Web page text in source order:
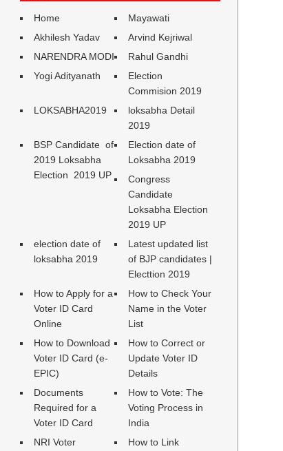
Home
Mayawati
Akhilesh Yadav
Arvind Kejriwal
NARENDRA MODI
Rahul Gandhi
Yogi Adityanath
Election
Commision 2019
LOKSABHA2019
loksabha Detail
2019
BSP Candidate of
2019 Loksabha
Election 2019 UP
Election date of
Loksabha 2019
Congress
Candidate
Loksabha Election
2019 UP
election date of
loksabha 2019
Latest updated list
of BJP candidates |
Electtion 2019
How to Apply for a
Voter ID Card
Online
How to Check Your
Name in the Voter
List
How to Download
Voter ID Card (e-
EPIC)
How to Correct or
Update Voter ID
Details
Documents
Required for a
Voter ID Card
How to Vote: The
Voting Process in
India
NRI Voter
How to Link